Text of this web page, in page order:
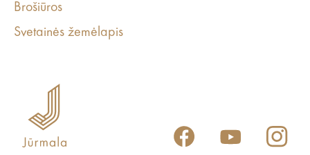
Brošiūros
Svetainės žemėlapis